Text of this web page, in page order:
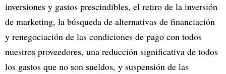
inversiones y gastos prescindibles, el retiro de la inversión
de marketing, la búsqueda de alternativas de financiación
y renegociación de las condiciones de pago con todos
nuestros proveedores, una reducción significativa de todos
los gastos que no son sueldos, y suspensión de las